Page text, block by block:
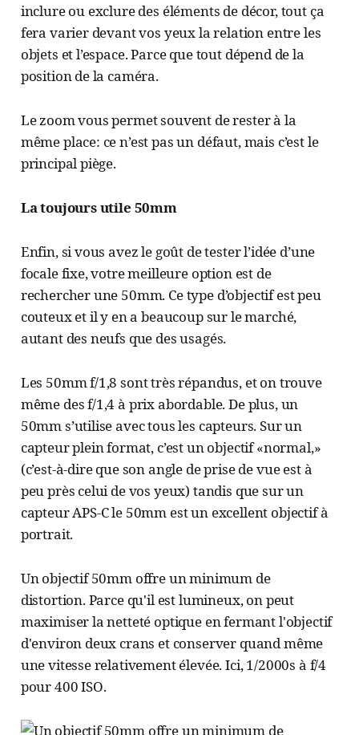
inclure ou exclure des éléments de décor, tout ça
fera varier devant vos yeux la relation entre les
objets et l’espace. Parce que tout dépend de la
position de la caméra.
Le zoom vous permet souvent de rester à la
même place: ce n’est pas un défaut, mais c’est le
principal piège.
La toujours utile 50mm
Enfin, si vous avez le goût de tester l’idée d’une
focale fixe, votre meilleure option est de
rechercher une 50mm. Ce type d’objectif est peu
couteux et il y en a beaucoup sur le marché,
autant des neufs que des usagés.
Les 50mm f/1,8 sont très répandus, et on trouve
même des f/1,4 à prix abordable. De plus, un
50mm s’utilise avec tous les capteurs. Sur un
capteur plein format, c’est un objectif «normal,»
(c’est-à-dire que son angle de prise de vue est à
peu près celui de vos yeux) tandis que sur un
capteur APS-C le 50mm est un excellent objectif à
portrait.
Un objectif 50mm offre un minimum de
distortion. Parce qu'il est lumineux, on peut
maximiser la netteté optique en fermant l'objectif
d'environ deux crans et conserver quand même
une vitesse relativement élevée. Ici, 1/2000s à f/4
pour 400 ISO.